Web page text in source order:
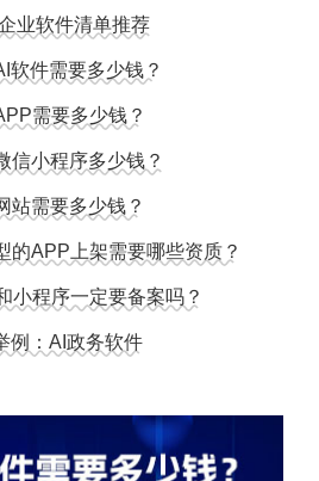
业软件清单推荐
软件需要多少钱？
需要多少钱？
信小程序多少钱？
站需要多少钱？
的APP上架需要哪些资质？
小程序一定要备案吗？
例：AI政务软件